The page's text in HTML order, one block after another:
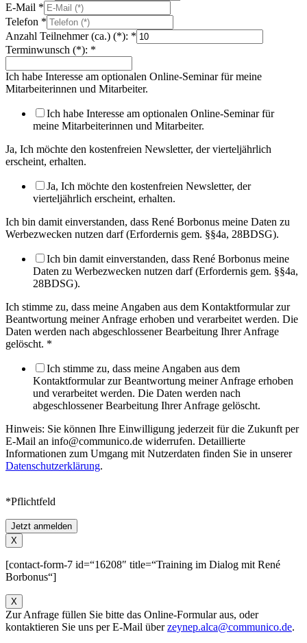
E-Mail *
Telefon *
Anzahl Teilnehmer (ca.) (*): *
Terminwunsch (*): *
Ich habe Interesse am optionalen Online-Seminar für meine
Mitarbeiterinnen und Mitarbeiter.
Ich habe Interesse am optionalen Online-Seminar für
meine Mitarbeiterinnen und Mitarbeiter.
Ja, Ich möchte den kostenfreien Newsletter, der vierteljährlich
erscheint, erhalten.
Ja, Ich möchte den kostenfreien Newsletter, der
vierteljährlich erscheint, erhalten.
Ich bin damit einverstanden, dass René Borbonus meine Daten zu
Werbezwecken nutzen darf (Erfordernis gem. §§4a, 28BDSG).
Ich bin damit einverstanden, dass René Borbonus meine
Daten zu Werbezwecken nutzen darf (Erfordernis gem. §§4a,
28BDSG).
Ich stimme zu, dass meine Angaben aus dem Kontaktformular zur
Beantwortung meiner Anfrage erhoben und verarbeitet werden. Die
Daten werden nach abgeschlossener Bearbeitung Ihrer Anfrage
gelöscht. *
Ich stimme zu, dass meine Angaben aus dem
Kontaktformular zur Beantwortung meiner Anfrage erhoben
und verarbeitet werden. Die Daten werden nach
abgeschlossener Bearbeitung Ihrer Anfrage gelöscht.
Hinweis: Sie können Ihre Einwilligung jederzeit für die Zukunft per
E-Mail an info@communico.de widerrufen. Detaillierte
Informationen zum Umgang mit Nutzerdaten finden Sie in unserer
Datenschutzerklärung.
*Pflichtfeld
Jetzt anmelden
X
[contact-form-7 id=“16208″ title=“Training im Dialog mit René
Borbonus“]
X
Zur Anfrage füllen Sie bitte das Online-Formular aus, oder
kontaktieren Sie uns per E-Mail überzeynep.alca@communico.de.